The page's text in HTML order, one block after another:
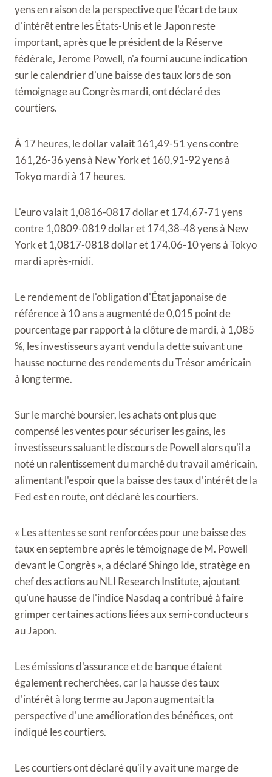
yens en raison de la perspective que l'écart de taux
d'intérêt entre les États-Unis et le Japon reste
important, après que le président de la Réserve
fédérale, Jerome Powell, n'a fourni aucune indication
sur le calendrier d'une baisse des taux lors de son
témoignage au Congrès mardi, ont déclaré des
courtiers.
À 17 heures, le dollar valait 161,49-51 yens contre
161,26-36 yens à New York et 160,91-92 yens à
Tokyo mardi à 17 heures.
L'euro valait 1,0816-0817 dollar et 174,67-71 yens
contre 1,0809-0819 dollar et 174,38-48 yens à New
York et 1,0817-0818 dollar et 174,06-10 yens à Tokyo
mardi après-midi.
Le rendement de l'obligation d'État japonaise de
référence à 10 ans a augmenté de 0,015 point de
pourcentage par rapport à la clôture de mardi, à 1,085
%, les investisseurs ayant vendu la dette suivant une
hausse nocturne des rendements du Trésor américain
à long terme.
Sur le marché boursier, les achats ont plus que
compensé les ventes pour sécuriser les gains, les
investisseurs saluant le discours de Powell alors qu'il a
noté un ralentissement du marché du travail américain,
alimentant l'espoir que la baisse des taux d'intérêt de la
Fed est en route, ont déclaré les courtiers.
« Les attentes se sont renforcées pour une baisse des
taux en septembre après le témoignage de M. Powell
devant le Congrès », a déclaré Shingo Ide, stratège en
chef des actions au NLI Research Institute, ajoutant
qu'une hausse de l'indice Nasdaq a contribué à faire
grimper certaines actions liées aux semi-conducteurs
au Japon.
Les émissions d'assurance et de banque étaient
également recherchées, car la hausse des taux
d'intérêt à long terme au Japon augmentait la
perspective d'une amélioration des bénéfices, ont
indiqué les courtiers.
Les courtiers ont déclaré qu'il y avait une marge de